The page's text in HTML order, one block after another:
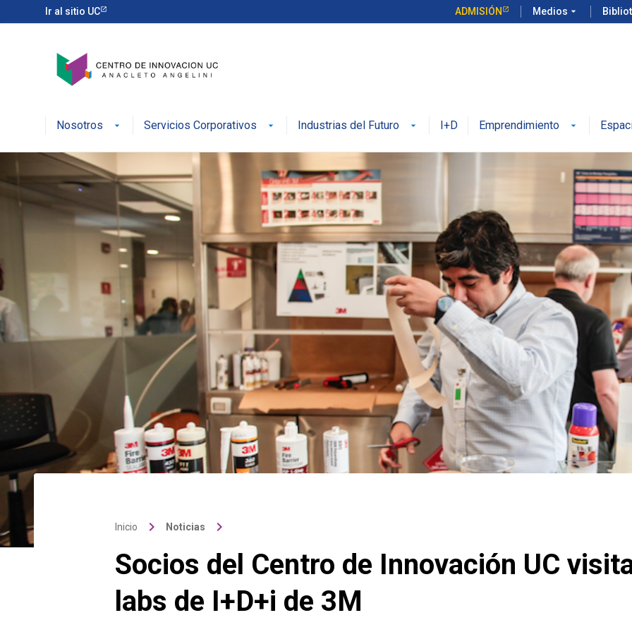
Ir al sitio UC ADMISIÓN Medios arrow_drop_down
Nosotros Servicios Corporativos Industrias del Futuro I+D Emprendimiento
Inicio keyboard_arrow_right Noticias keyboard_arrow_right
Socios del Centro de Innovación UC
labs de I+D+i de 3M